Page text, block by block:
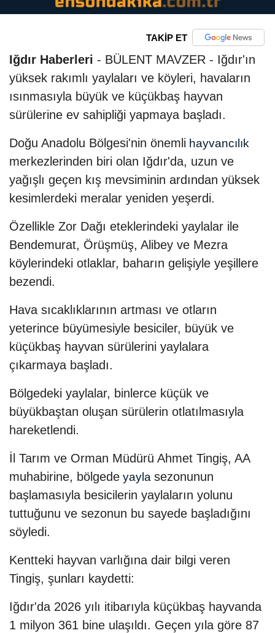
TAKİP ET
Iğdır Haberleri - BÜLENT MAVZER - Iğdır'ın
yüksek rakımlı yaylaları ve köyleri, havaların
ısınmasıyla büyük ve küçükbaş hayvan
sürülerine ev sahipliği yapmaya başladı.
Doğu Anadolu Bölgesi'nin önemli hayvancılık
merkezlerinden biri olan Iğdır'da, uzun ve
yağışlı geçen kış mevsiminin ardından yüksek
kesimlerdeki meralar yeniden yeşerdi.
Özellikle Zor Dağı eteklerindeki yaylalar ile
Bendemurat, Örüşmüş, Alibey ve Mezra
köylerindeki otlaklar, baharın gelişiyle yeşillere
bezendi.
Hava sıcaklıklarının artması ve otların
yeterince büyümesiyle besiciler, büyük ve
küçükbaş hayvan sürülerini yaylalara
çıkarmaya başladı.
Bölgedeki yaylalar, binlerce küçük ve
büyükbaştan oluşan sürülerin otlatılmasıyla
hareketlendi.
İl Tarım ve Orman Müdürü Ahmet Tingiş, AA
muhabirine, bölgede yayla sezonunun
başlamasıyla besicilerin yaylaların yolunu
tuttuğunu ve sezonun bu sayede başladığını
söyledi.
Kentteki hayvan varlığına dair bilgi veren
Tingiş, şunları kaydetti:
Iğdır'da 2026 yılı itibarıyla küçükbaş hayvanda
1 milyon 361 bine ulaşıldı. Geçen yıla göre 87